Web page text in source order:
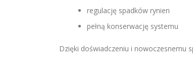
regulację spadków rynien
pełną konserwację systemu
Dzięki doświadczeniu i nowoczesnemu